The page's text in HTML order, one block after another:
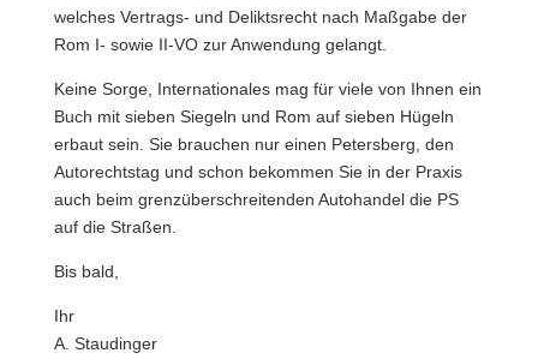
welches Vertrags- und Deliktsrecht nach Maßgabe der
Rom I- sowie II-VO zur Anwendung gelangt.
Keine Sorge, Internationales mag für viele von Ihnen ein
Buch mit sieben Siegeln und Rom auf sieben Hügeln
erbaut sein. Sie brauchen nur einen Petersberg, den
Autorechtstag und schon bekommen Sie in der Praxis
auch beim grenzüberschreitenden Autohandel die PS
auf die Straßen.
Bis bald,
Ihr
A. Staudinger